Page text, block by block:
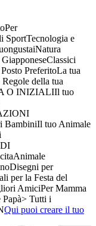
Per
SportTecnologia e
Natura
Classici
PreferitoLa tua
della tua
O INIZIALIIl tuo
BambiniIl tuo Animale
Animale
Disegni per
per la Festa del
AmiciPer Mamma
> Tutti i
Qui puoi creare il tuo